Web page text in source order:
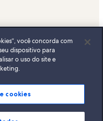
Group. Todos os direitos
marcas comerciais ou marcas
você concorda com
dispositivo para
o uso do site e
cookies